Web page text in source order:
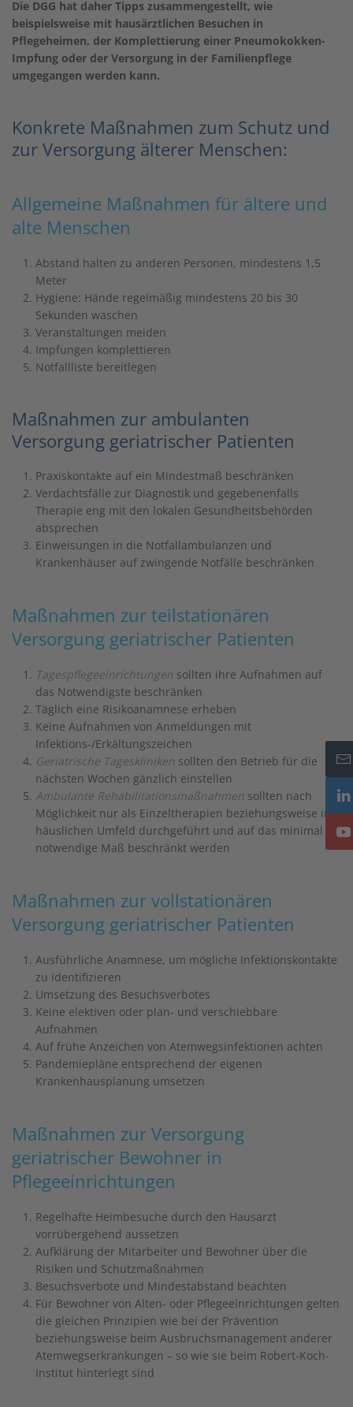
Die DGG hat daher Tipps zusammengestellt, wie
beispielsweise mit hausärztlichen Besuchen in
Pflegeheimen, der Komplettierung einer Pneumokokken-
Impfung oder der Versorgung in der Familienpflege
umgegangen werden kann.
Konkrete Maßnahmen zum Schutz und
zur Versorgung älterer Menschen:
Allgemeine Maßnahmen für ältere und
alte Menschen
Abstand halten zu anderen Personen, mindestens 1,5
Meter
Hygiene: Hände regelmäßig mindestens 20 bis 30
Sekunden waschen
Veranstaltungen meiden
Impfungen komplettieren
Notfallliste bereitlegen
Maßnahmen zur ambulanten
Versorgung geriatrischer Patienten
Praxiskontakte auf ein Mindestmaß beschränken
Verdachtsfälle zur Diagnostik und gegebenenfalls
Therapie eng mit den lokalen Gesundheitsbehörden
absprechen
Einweisungen in die Notfallambulanzen und
Krankenhäuser auf zwingende Notfälle beschränken
Maßnahmen zur teilstationären
Versorgung geriatrischer Patienten
Tagespflegeeinrichtungen sollten ihre Aufnahmen auf
das Notwendigste beschränken
Täglich eine Risikoanamnese erheben
Keine Aufnahmen von Anmeldungen mit
Infektions-/Erkältungszeichen
Geriatrische Tageskliniken sollten den Betrieb für die
nächsten Wochen gänzlich einstellen
Ambulante Rehabilitationsmaßnahmen sollten nach
Möglichkeit nur als Einzeltherapien beziehungsweise im
häuslichen Umfeld durchgeführt und auf das minimal
notwendige Maß beschränkt werden
Maßnahmen zur vollstationären
Versorgung geriatrischer Patienten
Ausführliche Anamnese, um mögliche Infektionskontakte
zu identifizieren
Umsetzung des Besuchsverbotes
Keine elektiven oder plan- und verschiebbare
Aufnahmen
Auf frühe Anzeichen von Atemwegsinfektionen achten
Pandemiepläne entsprechend der eigenen
Krankenhausplanung umsetzen
Maßnahmen zur Versorgung
geriatrischer Bewohner in
Pflegeeinrichtungen
Regelhafte Heimbesuche durch den Hausarzt
vorrübergehend aussetzen
Aufklärung der Mitarbeiter und Bewohner über die
Risiken und Schutzmaßnahmen
Besuchsverbote und Mindestabstand beachten
Für Bewohner von Alten- oder Pflegeeinrichtungen gelten
die gleichen Prinzipien wie bei der Prävention
beziehungsweise beim Ausbruchsmanagement anderer
Atemwegserkrankungen – so wie sie beim Robert-Koch-
Institut hinterlegt sind